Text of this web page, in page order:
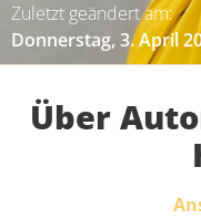
Zuletzt geändert am:
Donnerstag, 3. April
Über